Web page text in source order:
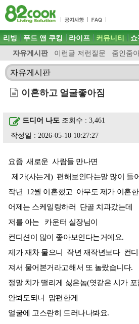
목차
주메뉴 바로가기
컨텐츠 바로가기
검색 바로가기
로그인 바로가기
주메뉴
리빙 푸드 앤 쿠킹 라이프 커뮤니티
자유게시판 이런글 저런질문 줌인줌
쇼
자유게시판
이혼하고 얼굴좋아짐
드디어 나도 조회수 : 3,461
작성일 : 2026-05-10 10:27:27
요즘 새로운 사람들 만나면
제가(사는게) 편해보인다는말 많이 들
작년 12월 이혼했고 아무도 제가 이혼
어제는 스케일링하러 단골 치과갔는데
저를 아는 카운터 실장님이
컨디션이 많이 좋아보인다는거예요.
제가 재차 물으니 작년 재작년보다 컨
져서 물어본거라고해서 또 놀랐습니다.
정말 치가 떨리게 싫은놈(엿같은 시가 포
안봐도되니 맘편한게
얼굴에 고스란히 드러나나봐요.